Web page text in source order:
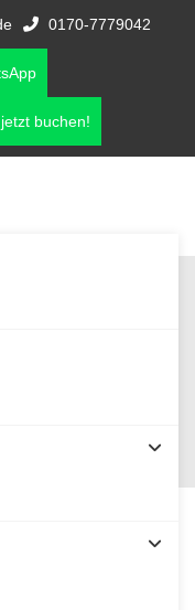
0170-7779042
buchen!
für neue